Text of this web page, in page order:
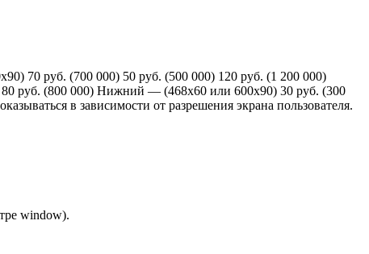
70 руб. (700 000) 50 руб. (500 000) 120 руб. (1 200 000)
руб. (800 000) Нижний — (468x60 или 600x90) 30 руб. (300
в зависимости от разрешения экрана пользователя.
window).